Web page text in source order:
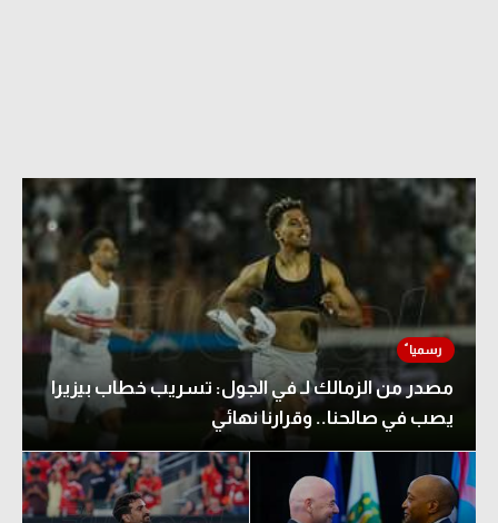
مصدر من الزمالك لـ في الجول: تسريب خطاب بيزيرا
يصب في صالحنا.. وقرارنا نهائي